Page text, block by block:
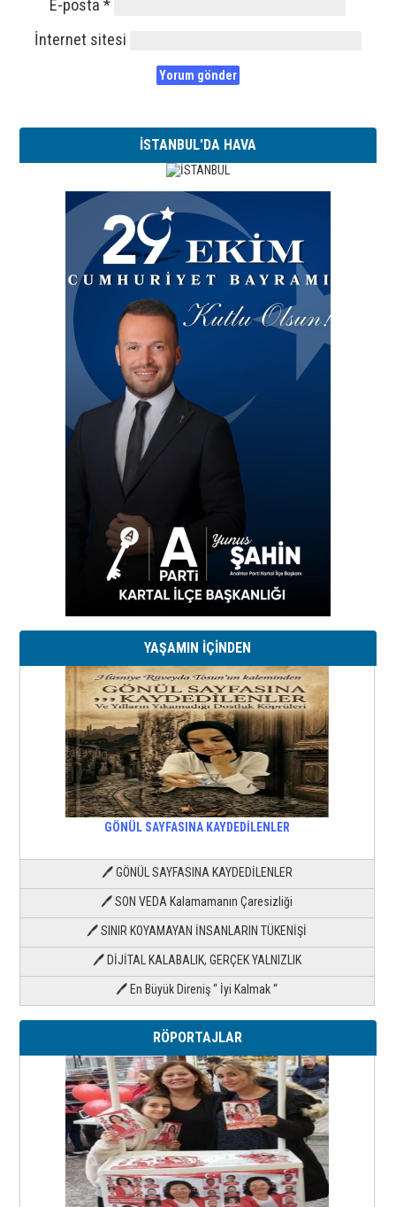
E-posta*
İnternet sitesi
İSTANBUL'DA HAVA
YAŞAMIN İÇİNDEN
GÖNÜL SAYFASINA KAYDEDİLENLER
🖊 GÖNÜL SAYFASINA KAYDEDİLENLER
🖊 SON VEDA Kalamamanın Çaresizliği
🖊 SINIR KOYAMAYAN İNSANLARIN TÜKENİŞİ
🖊 DİJİTAL KALABALIK, GERÇEK YALNIZLIK
🖊 En Büyük Direniş “ İyi Kalmak “
RÖPORTAJLAR